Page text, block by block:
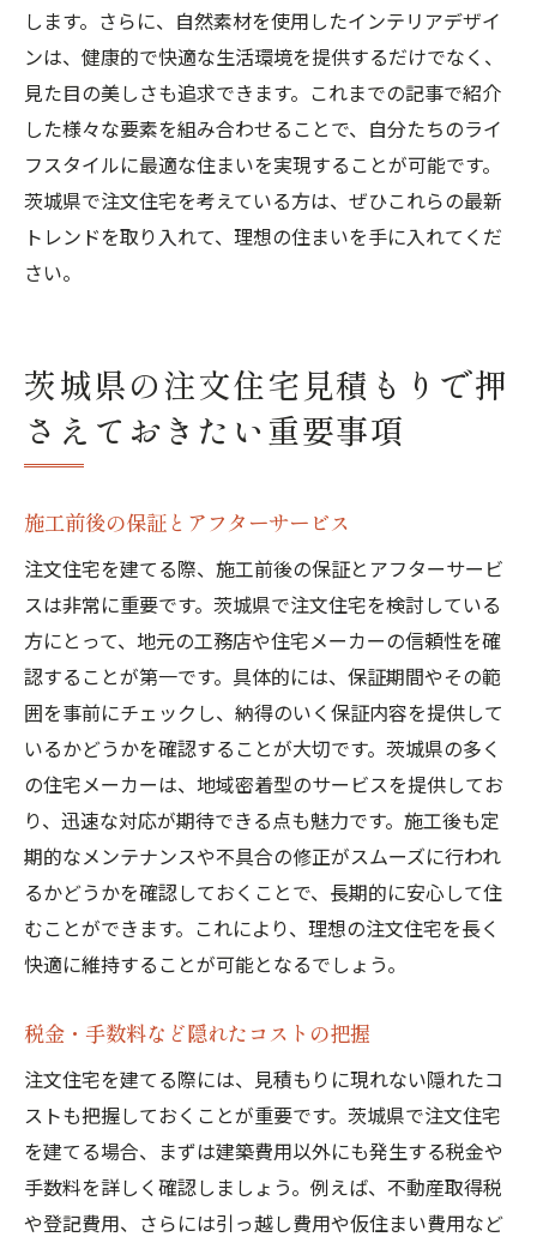
します。さらに、自然素材を使用したインテリアデザイ
ンは、健康的で快適な生活環境を提供するだけでなく、
見た目の美しさも追求できます。これまでの記事で紹介
した様々な要素を組み合わせることで、自分たちのライ
フスタイルに最適な住まいを実現することが可能です。
茨城県で注文住宅を考えている方は、ぜひこれらの最新
トレンドを取り入れて、理想の住まいを手に入れてくだ
さい。
茨城県の注文住宅見積もりで押
さえておきたい重要事項
施工前後の保証とアフターサービス
注文住宅を建てる際、施工前後の保証とアフターサービ
スは非常に重要です。茨城県で注文住宅を検討している
方にとって、地元の工務店や住宅メーカーの信頼性を確
認することが第一です。具体的には、保証期間やその範
囲を事前にチェックし、納得のいく保証内容を提供して
いるかどうかを確認することが大切です。茨城県の多く
の住宅メーカーは、地域密着型のサービスを提供してお
り、迅速な対応が期待できる点も魅力です。施工後も定
期的なメンテナンスや不具合の修正がスムーズに行われ
るかどうかを確認しておくことで、長期的に安心して住
むことができます。これにより、理想の注文住宅を長く
快適に維持することが可能となるでしょう。
税金・手数料など隠れたコストの把握
注文住宅を建てる際には、見積もりに現れない隠れたコ
ストも把握しておくことが重要です。茨城県で注文住宅
を建てる場合、まずは建築費用以外にも発生する税金や
手数料を詳しく確認しましょう。例えば、不動産取得税
や登記費用、さらには引っ越し費用や仮住まい費用など